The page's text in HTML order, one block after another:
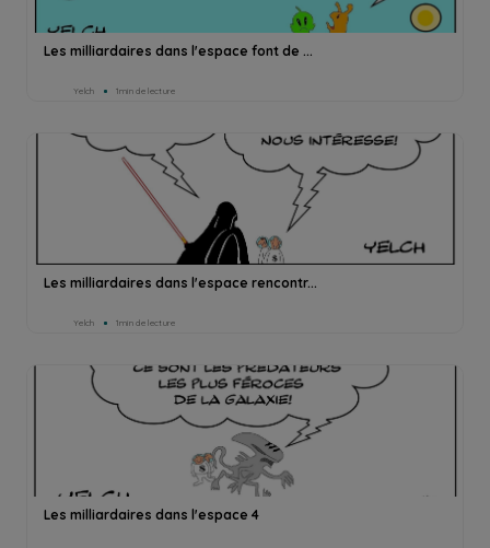
Les milliardaires dans l'espace font de ...
Yelch 1min de lecture
Les milliardaires dans l'espace rencontr...
Yelch 1min de lecture
Les milliardaires dans l'espace 4